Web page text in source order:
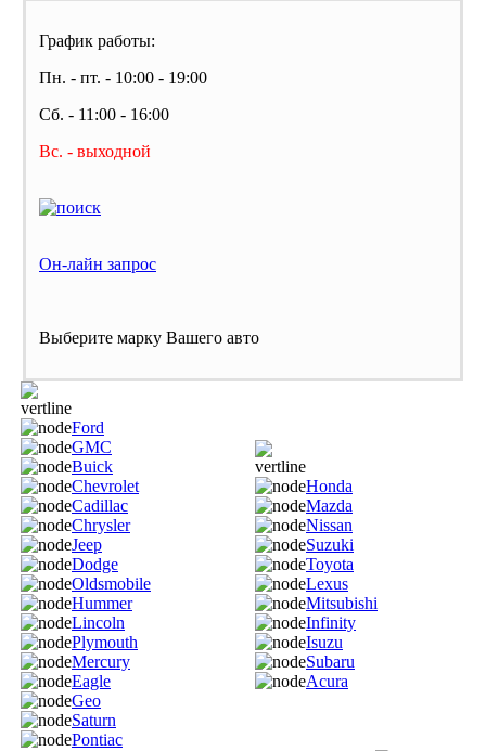
График работы:
Пн. - пт. - 10:00 - 19:00
Сб. - 11:00 - 16:00
Вс. - выходной
Он-лайн запрос
Выберите марку Вашего авто
Ford
GMC
Buick
Chevrolet
Cadillac
Chrysler
Jeep
Dodge
Oldsmobile
Hummer
Lincoln
Plymouth
Mercury
Eagle
Geo
Saturn
Pontiac
Honda
Mazda
Nissan
Suzuki
Toyota
Lexus
Mitsubishi
Infinity
Isuzu
Subaru
Acura